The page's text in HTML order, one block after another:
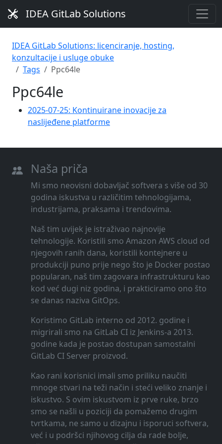
IDEA GitLab Solutions
IDEA GitLab Solutions: licenciranje, hosting,
konzultacije i usluge obuke
Tags
Ppc64le
Ppc64le
2025-07-25: Kontinuirane inovacije za
naslijeđene platforme
Naša priča
Mi smo neovisni dobavljač softvera s više od 30
godina iskustva u različitim tehnologijama,
industrijama, praksama i trendovima.
Naš tim uvijek je istraživao najnovije
tehnologije. Koristili smo Amazon AWS cloud od
njegovih ranih dana, koristili kontejnere u
produkciji puno prije nego što je Docker postao
popularan, naš tim zagovara infrastrukturu kao
kod već dugi niz godina, i prakticiramo ono što
se danas naziva GitOps.
Koristimo GitLab interno od 2012. godine i
migrirali smo na GitLab CI iz Jenkins-a 2013.
godine kada je postao dostupan samostalni
GitLab CI Server proizvod.
Kao rani korisnici imali smo priliku naučiti
mnoge stvari na teži način i steći veliko znanje i
iskustvo. S ovim iskustvom iz prve ruke, brzo
smo se našli u poziciji da pomažemo drugim
tvrtkama, ne samo u dizajnu i isporuci softvera,
već i u podršci njihovog cilja da rade bolje,